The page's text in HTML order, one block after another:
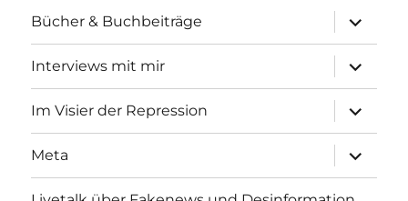
Bücher & Buchbeiträge
anzeigen
Interviews mit mir
anzeigen
Im Visier der Repression
anzeigen
Meta
anzeigen